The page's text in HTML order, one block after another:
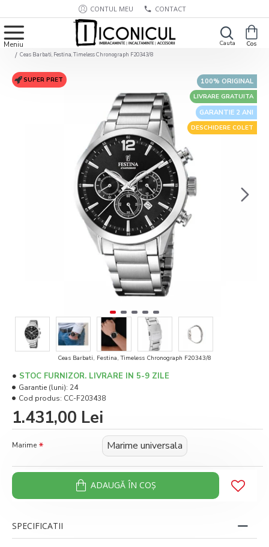
CONTUL MEU CONTACT
Ceas Barbati, Festina, Timeless Chronograph F20343/8
GARANTIE 2 ANI
100% ORIGINAL
LIVRARE GRATUITA
DESCHIDERE COLET
SUPER PRET
Ceas Barbati, Festina, Timeless Chronograph F20343/8
1.431,00 Lei
STOC FURNIZOR. LIVRARE IN 5-9 ZILE
Garantie (luni): 24
Cod produs: CC-F203438
Marime Marime universala
ADAUGĂ ÎN COŞ
SPECIFICATII